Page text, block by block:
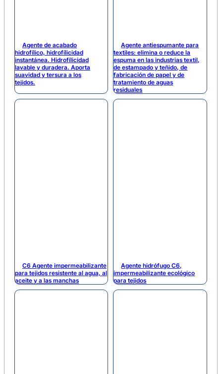
Agente de acabado
hidrofílico, hidrofílicidad
instantánea. Hidrofílicidad
lavable y duradera. Aporta
suavidad y tersura a los
tejidos.
Agente antiespumante para
textiles: elimina o reduce la
espuma en las industrias textil,
de estampado y teñido, de
fabricación de papel y de
tratamiento de aguas
residuales
C6 Agente impermeabilizante
para tejidos resistente al agua, al
aceite y a las manchas
Agente hidrófugo C6,
impermeabilizante ecológico
para tejidos